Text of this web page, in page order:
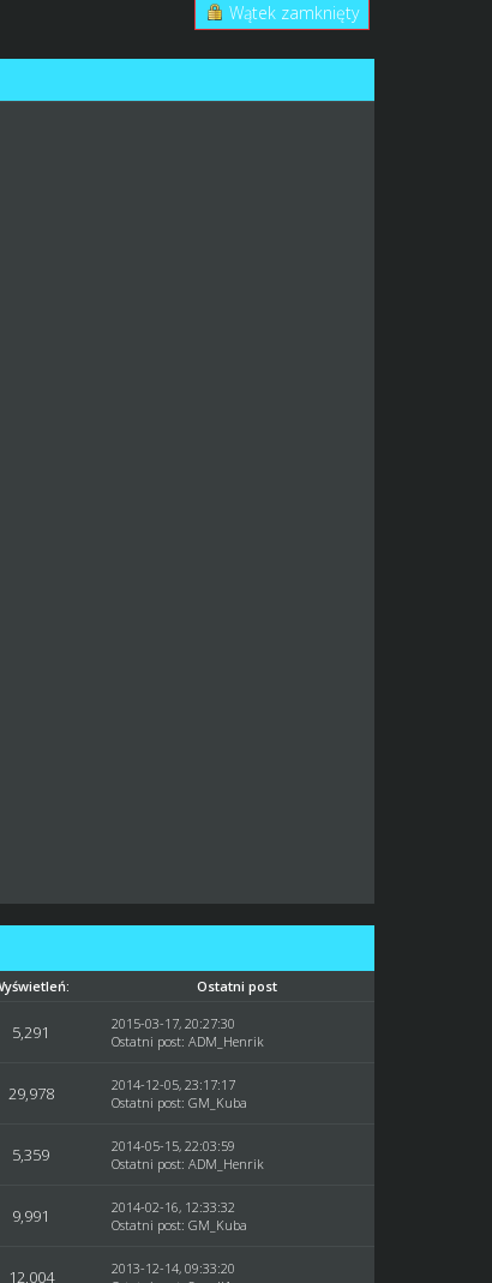
Wątek zamknięty
Ostatni post
5,291
2015-03-17, 20:27:30
Ostatni post:ADM_Henrik
29,978
2014-12-05, 23:17:17
Ostatni post:GM_Kuba
5,359
2014-05-15, 22:03:59
Ostatni post:ADM_Henrik
9,991
2014-02-16, 12:33:32
Ostatni post:GM_Kuba
12,004
2013-12-14, 09:33:20